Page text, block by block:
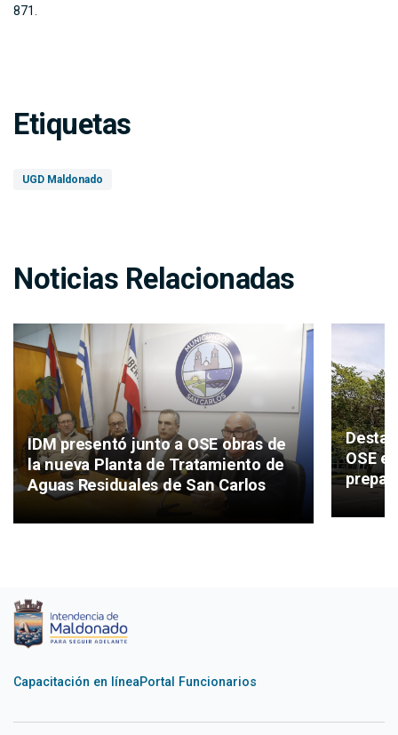
871.
Etiquetas
UGD Maldonado
Noticias Relacionadas
IDM presentó junto a OSE obras de
la nueva Planta de Tratamiento de
Aguas Residuales de San Carlos
OSE e
Capacitación en líneaPortal Funcionarios